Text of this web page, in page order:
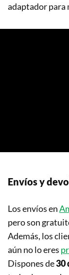
adaptador para
Envíos y
Los envíos en
pero son
Además, los
aún no lo eres
Dispones de30